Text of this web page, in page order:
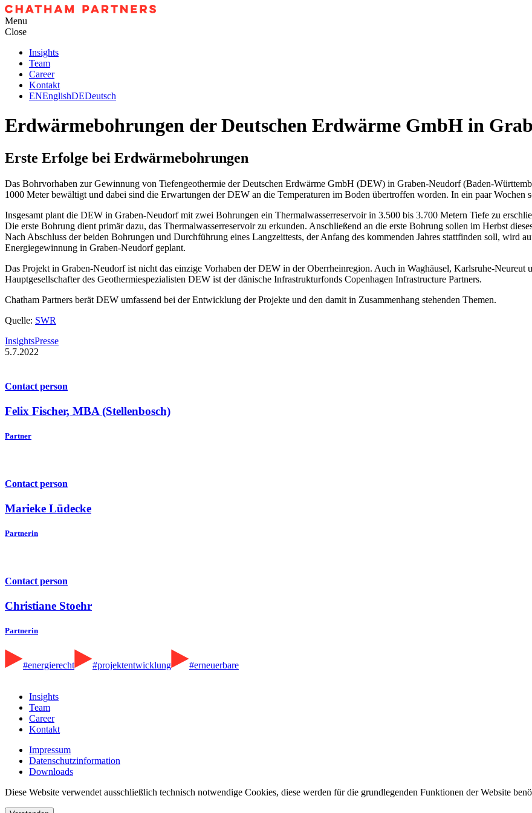
Menu
Close
Insights
Team
Career
Kontakt
ENEnglishDEDeutsch
Erdwärmebohrungen der Deutschen Erdwärme GmbH in
Erste Erfolge bei Erdwärmebohrungen
Das Bohrvorhaben zur Gewinnung von Tiefengeothermie der Deutschen Erdwärme GmbH (DEW) in Graben-Neudorf (Baden-
1000 Meter bewältigt und dabei sind die Erwartungen der DEW an die Temperaturen im Boden übertroffen worden. In ein paar Wochen
Insgesamt plant die DEW in Graben-Neudorf mit zwei Bohrungen ein Thermalwasserreservoir in 3.500 bis 3.700 Metern Tiefe zu
Die erste Bohrung dient primär dazu, das Thermalwasserreservoir zu erkunden. Anschließend an die erste Bohrung sollen im Herbst
Nach Abschluss der beiden Bohrungen und Durchführung eines Langzeittests, der Anfang des kommenden Jahres stattfinden soll, wird
Energiegewinnung in Graben-Neudorf geplant.
Das Projekt in Graben-Neudorf ist nicht das einzige Vorhaben der DEW in der Oberrheinregion. Auch in Waghäusel, Karlsruhe-
Hauptgesellschafter des Geothermiespezialisten DEW ist der dänische Infrastrukturfonds Copenhagen Infrastructure Partners.
Chatham Partners berät DEW umfassend bei der Entwicklung der Projekte und den damit in Zusammenhang stehenden Themen.
Quelle: SWR
InsightsPresse
5.7.2022
Contact person
Felix Fischer, MBA (Stellenbosch)
Partner
Contact person
Marieke Lüdecke
Partnerin
Contact person
Christiane Stoehr
Partnerin
#energierecht #projektentwicklung #erneuerbare
Insights
Team
Career
Kontakt
Impressum
Datenschutzinformation
Downloads
Diese Website verwendet ausschließlich technisch notwendige Cookies, diese werden für die grundlegenden Funktionen der Website